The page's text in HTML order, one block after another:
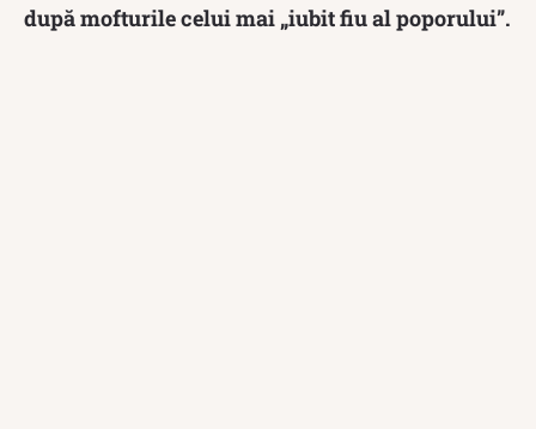
după mofturile celui mai „iubit fiu al poporului”.